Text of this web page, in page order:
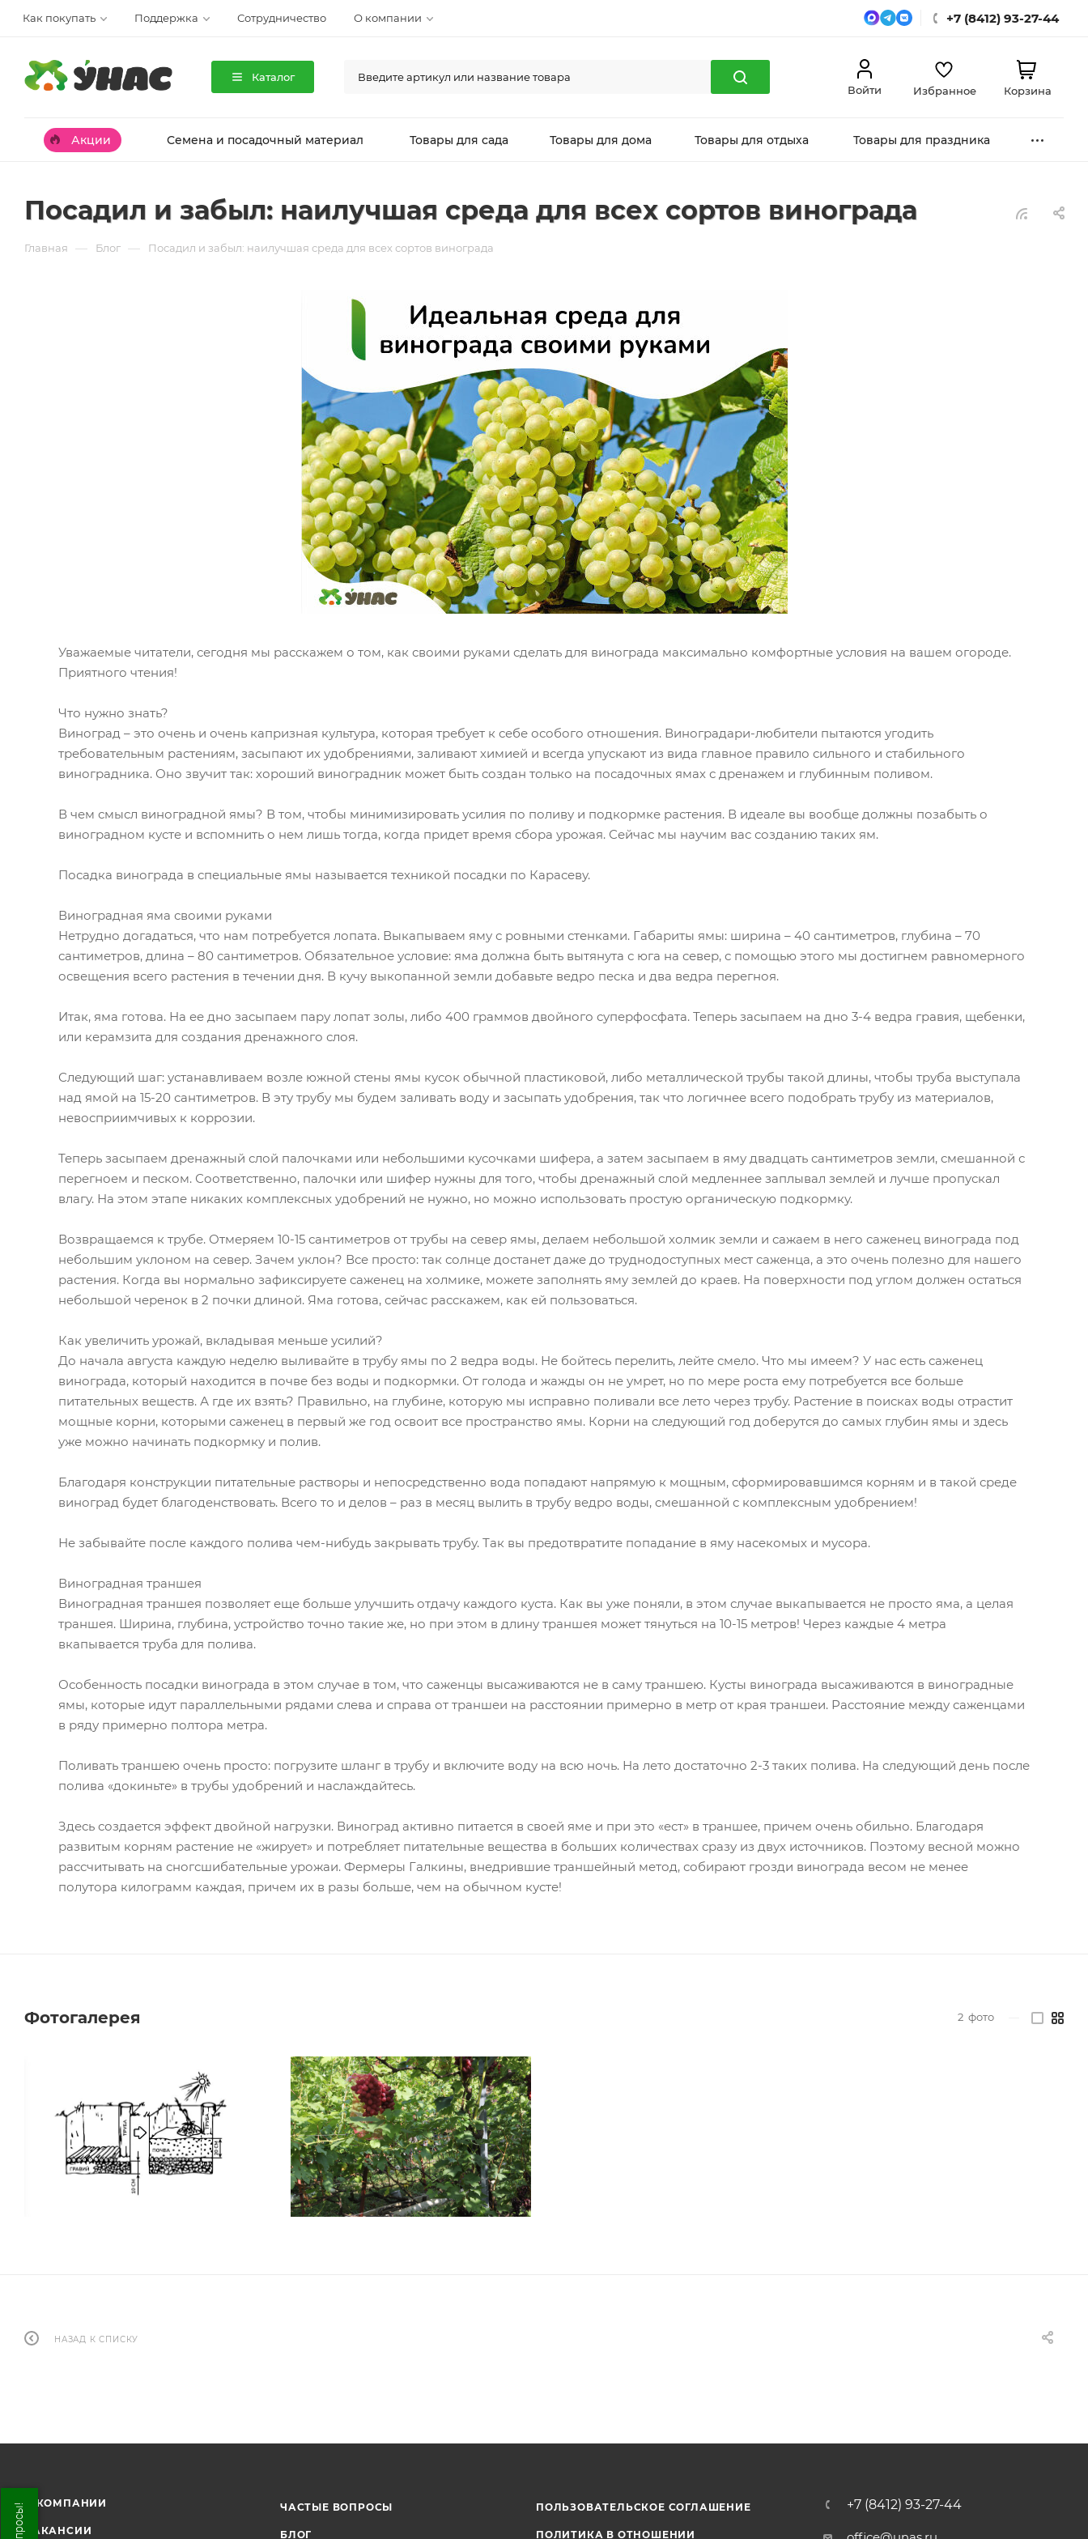
Как покупать Поддержка Сотрудничество О компании +7 (8412) 93-27-44
Каталог
Войти
Избранное Корзина
Акции Семена и посадочный материал Товары для сада Товары для дома Товары для отдыха Товары для праздника
Посадил и забыл: наилучшая среда для всех сортов винограда
Главная — Блог — Посадил и забыл: наилучшая среда для всех сортов винограда
Уважаемые читатели, сегодня мы расскажем о том, как своими руками сделать для винограда максимально комфортные условия на вашем огороде.
Приятного чтения!
Что нужно знать?
Виноград – это очень и очень капризная культура, которая требует к себе особого отношения. Виноградари-любители пытаются угодить
требовательным растениям, засыпают их удобрениями, заливают химией и всегда упускают из вида главное правило сильного и стабильного
виноградника. Оно звучит так: хороший виноградник может быть создан только на посадочных ямах с дренажем и глубинным поливом.
В чем смысл виноградной ямы? В том, чтобы минимизировать усилия по поливу и подкормке растения. В идеале вы вообще должны позабыть о
виноградном кусте и вспомнить о нем лишь тогда, когда придет время сбора урожая. Сейчас мы научим вас созданию таких ям.
Посадка винограда в специальные ямы называется техникой посадки по Карасеву.
Виноградная яма своими руками
Нетрудно догадаться, что нам потребуется лопата. Выкапываем яму с ровными стенками. Габариты ямы: ширина – 40 сантиметров, глубина – 70
сантиметров, длина – 80 сантиметров. Обязательное условие: яма должна быть вытянута с юга на север, с помощью этого мы достигнем равномерного
освещения всего растения в течении дня. В кучу выкопанной земли добавьте ведро песка и два ведра перегноя.
Итак, яма готова. На ее дно засыпаем пару лопат золы, либо 400 граммов двойного суперфосфата. Теперь засыпаем на дно 3-4 ведра гравия, щебенки,
или керамзита для создания дренажного слоя.
Следующий шаг: устанавливаем возле южной стены ямы кусок обычной пластиковой, либо металлической трубы такой длины, чтобы труба выступала
над ямой на 15-20 сантиметров. В эту трубу мы будем заливать воду и засыпать удобрения, так что логичнее всего подобрать трубу из материалов,
невосприимчивых к коррозии.
Теперь засыпаем дренажный слой палочками или небольшими кусочками шифера, а затем засыпаем в яму двадцать сантиметров земли, смешанной с
перегноем и песком. Соответственно, палочки или шифер нужны для того, чтобы дренажный слой медленнее заплывал землей и лучше пропускал
влагу. На этом этапе никаких комплексных удобрений не нужно, но можно использовать простую органическую подкормку.
Возвращаемся к трубе. Отмеряем 10-15 сантиметров от трубы на север ямы, делаем небольшой холмик земли и сажаем в него саженец винограда под
небольшим уклоном на север. Зачем уклон? Все просто: так солнце достанет даже до труднодоступных мест саженца, а это очень полезно для нашего
растения. Когда вы нормально зафиксируете саженец на холмике, можете заполнять яму землей до краев. На поверхности под углом должен остаться
небольшой черенок в 2 почки длиной. Яма готова, сейчас расскажем, как ей пользоваться.
Как увеличить урожай, вкладывая меньше усилий?
До начала августа каждую неделю выливайте в трубу ямы по 2 ведра воды. Не бойтесь перелить, лейте смело. Что мы имеем? У нас есть саженец
винограда, который находится в почве без воды и подкормки. От голода и жажды он не умрет, но по мере роста ему потребуется все больше
питательных веществ. А где их взять? Правильно, на глубине, которую мы исправно поливали все лето через трубу. Растение в поисках воды отрастит
мощные корни, которыми саженец в первый же год освоит все пространство ямы. Корни на следующий год доберутся до самых глубин ямы и здесь
уже можно начинать подкормку и полив.
Благодаря конструкции питательные растворы и непосредственно вода попадают напрямую к мощным, сформировавшимся корням и в такой среде
виноград будет благоденствовать. Всего то и делов – раз в месяц вылить в трубу ведро воды, смешанной с комплексным удобрением!
Не забывайте после каждого полива чем-нибудь закрывать трубу. Так вы предотвратите попадание в яму насекомых и мусора.
Виноградная траншея
Виноградная траншея позволяет еще больше улучшить отдачу каждого куста. Как вы уже поняли, в этом случае выкапывается не просто яма, а целая
траншея. Ширина, глубина, устройство точно такие же, но при этом в длину траншея может тянуться на 10-15 метров! Через каждые 4 метра
вкапывается труба для полива.
Особенность посадки винограда в этом случае в том, что саженцы высаживаются не в саму траншею. Кусты винограда высаживаются в виноградные
ямы, которые идут параллельными рядами слева и справа от траншеи на расстоянии примерно в метр от края траншеи. Расстояние между саженцами
в ряду примерно полтора метра.
Поливать траншею очень просто: погрузите шланг в трубу и включите воду на всю ночь. На лето достаточно 2-3 таких полива. На следующий день после
полива «докиньте» в трубы удобрений и наслаждайтесь.
Здесь создается эффект двойной нагрузки. Виноград активно питается в своей яме и при это «ест» в траншее, причем очень обильно. Благодаря
развитым корням растение не «жирует» и потребляет питательные вещества в больших количествах сразу из двух источников. Поэтому весной можно
рассчитывать на сногсшибательные урожаи. Фермеры Галкины, внедрившие траншейный метод, собирают грозди винограда весом не менее
полутора килограмм каждая, причем их в разы больше, чем на обычном кусте!
Фотогалерея 2 фото
НАЗАД К СПИСКУ
О КОМПАНИИ
ВАКАНСИИ
ЧАСТЫЕ ВОПРОСЫ
БЛОГ
ПОЛЬЗОВАТЕЛЬСКОЕ СОГЛАШЕНИЕ
ПОЛИТИКА В ОТНОШЕНИИ
+7 (8412) 93-27-44